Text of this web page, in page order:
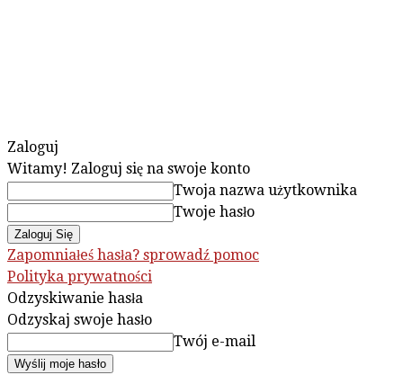
Zaloguj
Witamy! Zaloguj się na swoje konto
Twoja nazwa użytkownika
Twoje hasło
Zapomniałeś hasła? sprowadź pomoc
Polityka prywatności
Odzyskiwanie hasła
Odzyskaj swoje hasło
Twój e-mail